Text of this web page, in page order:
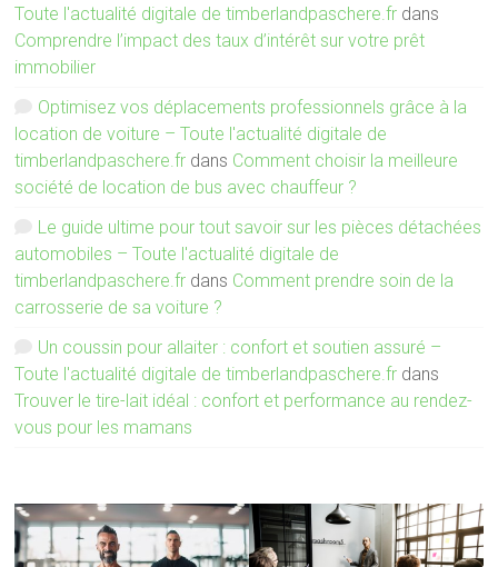
Toute l'actualité digitale de timberlandpaschere.fr dans
Comprendre l’impact des taux d’intérêt sur votre prêt
immobilier
Optimisez vos déplacements professionnels grâce à la
location de voiture – Toute l'actualité digitale de
timberlandpaschere.fr dans Comment choisir la meilleure
société de location de bus avec chauffeur ?
Le guide ultime pour tout savoir sur les pièces détachées
automobiles – Toute l'actualité digitale de
timberlandpaschere.fr dans Comment prendre soin de la
carrosserie de sa voiture ?
Un coussin pour allaiter : confort et soutien assuré –
Toute l'actualité digitale de timberlandpaschere.fr dans
Trouver le tire-lait idéal : confort et performance au rendez-
vous pour les mamans